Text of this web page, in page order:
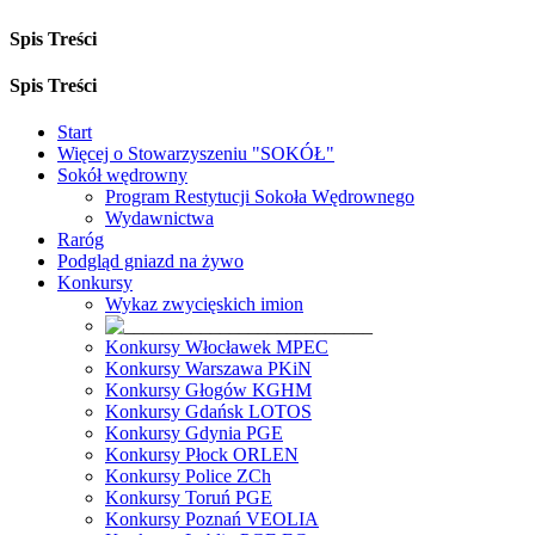
Spis Treści
Spis Treści
Start
Więcej o Stowarzyszeniu "SOKÓŁ"
Sokół wędrowny
Program Restytucji Sokoła Wędrownego
Wydawnictwa
Raróg
Podgląd gniazd na żywo
Konkursy
Wykaz zwycięskich imion
Konkursy Włocławek MPEC
Konkursy Warszawa PKiN
Konkursy Głogów KGHM
Konkursy Gdańsk LOTOS
Konkursy Gdynia PGE
Konkursy Płock ORLEN
Konkursy Police ZCh
Konkursy Toruń PGE
Konkursy Poznań VEOLIA